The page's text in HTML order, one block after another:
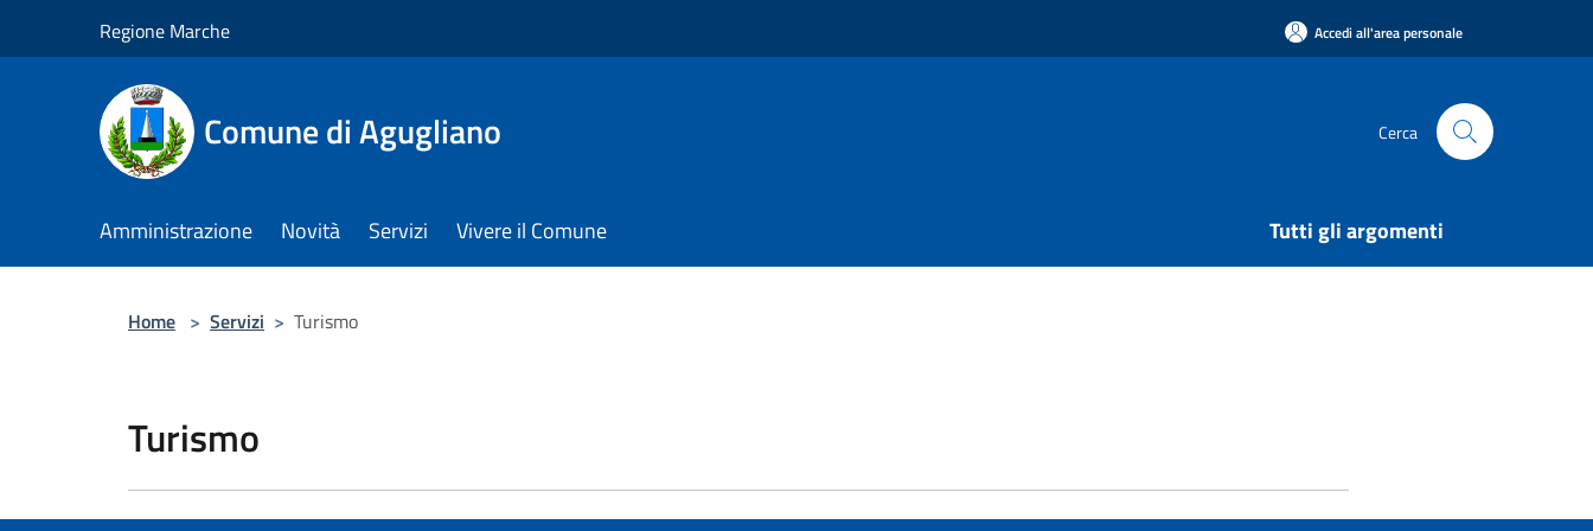
Regione Marche Accedi all'area personale
Comune di Agugliano Cerca
Amministrazione Novità Servizi Vivere il Comune Tutti gli argomenti
Home > Servizi > Turismo
Turismo